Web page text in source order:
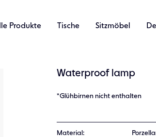
Produkte Tische Sitzmöbel
Waterproof lamp
*Glühbirnen nicht enthalten
Material: